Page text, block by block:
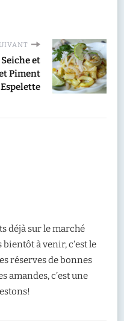
et
Piment
déjà sur le marché
à venir, c’est le
réserves de bonnes
amandes, c’est une